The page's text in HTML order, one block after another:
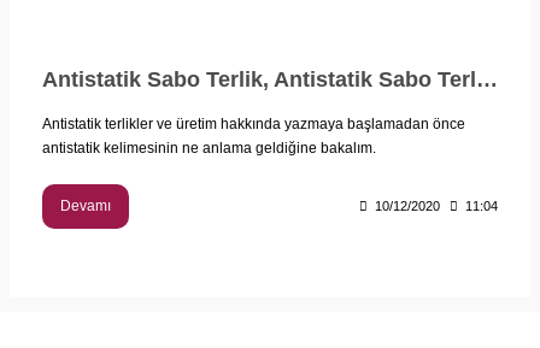
Antistatik Sabo Terlik, Antistatik Sabo Terlik Üretici Firma
Antistatik terlikler ve üretim hakkında yazmaya başlamadan önce
antistatik kelimesinin ne anlama geldiğine bakalım.
Devamı 10/12/2020 11:04